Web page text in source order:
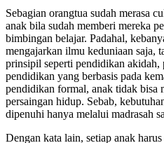
Sebagian orangtua sudah merasa
anak bila sudah memberi mereka
bimbingan belajar. Padahal,
mengajarkan ilmu keduniaan saja,
prinsipil seperti pendidikan akidah,
pendidikan yang berbasis pada
pendidikan formal, anak tidak bisa
persaingan hidup. Sebab,